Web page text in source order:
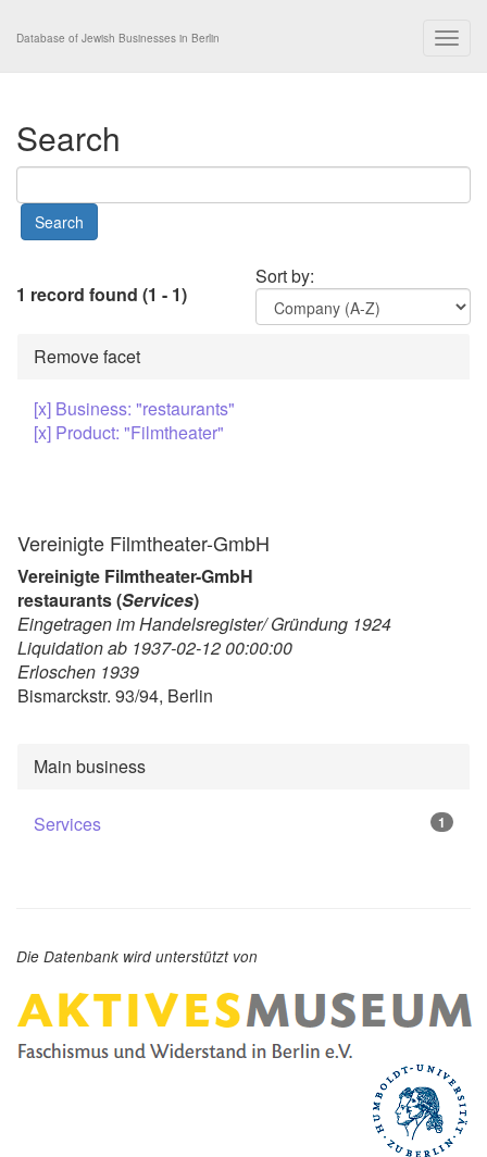
Database of Jewish Businesses in Berlin
Search
Sort by:
1 record found (1 - 1)
Remove facet
[x] Business: "restaurants"
[x] Product: "Filmtheater"
Vereinigte Filmtheater-GmbH
Vereinigte Filmtheater-GmbH
restaurants (Services)
Eingetragen im Handelsregister/ Gründung 1924
Liquidation ab 1937-02-12 00:00:00
Erloschen 1939
Bismarckstr. 93/94, Berlin
Main business
Services 1
Die Datenbank wird unterstützt von